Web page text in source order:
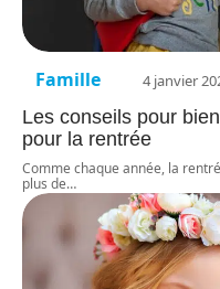
Famille 4 janvier
Les conseils pour
pour la rentrée
Comme chaque année, la
plus de…